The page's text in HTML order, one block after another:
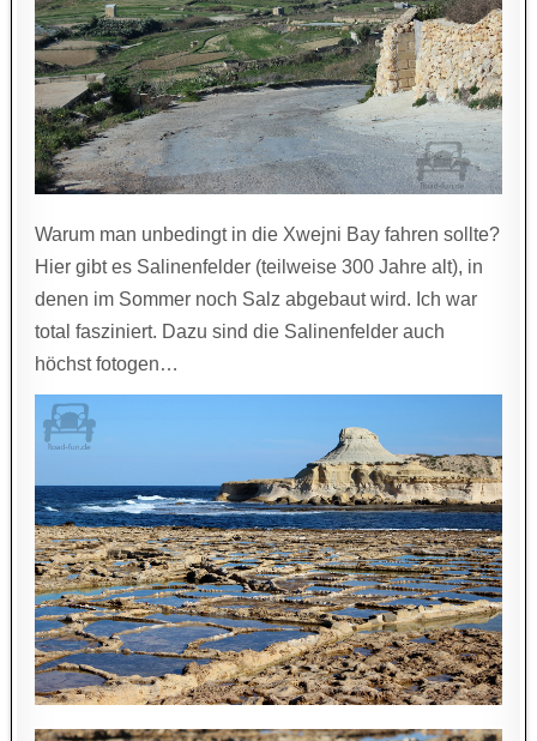
Warum man unbedingt in die Xwejni Bay fahren sollte?
Hier gibt es Salinenfelder (teilweise 300 Jahre alt), in
denen im Sommer noch Salz abgebaut wird. Ich war
total fasziniert. Dazu sind die Salinenfelder auch
höchst fotogen…